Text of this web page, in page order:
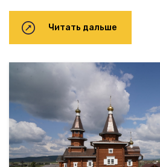
Читать дальше